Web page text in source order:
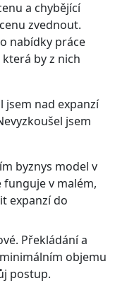
a chybějící
zvednout.
nabídky práce
by z nich
jsem nad expanzí
jsem
byznys model v
funguje v malém,
expanzí do
Překládání a
objemu
postup.